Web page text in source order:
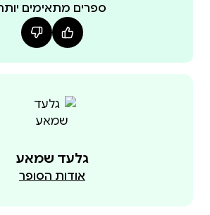
ספרים מתאימים
גלעד שמאע
אודות הסופר